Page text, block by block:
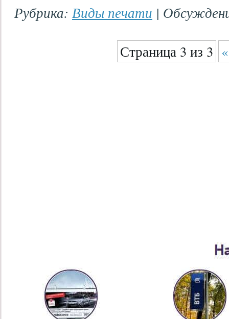
Рубрика: Виды печати |
Страница 3 из 3 «